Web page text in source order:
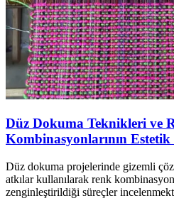
Düz Dokuma Teknikleri ve
Kombinasyonlarının
Düz dokuma projelerinde gizemli
atkılar kullanılarak renk
zenginleştirildiği süreçler